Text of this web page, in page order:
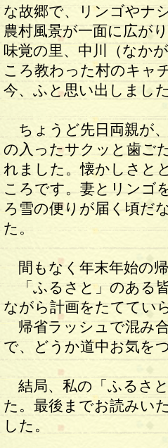
な故郷で、リンゴやナ
農村風景が一面に広が
味覚の里、中川（なか
ころ教わった村のキャ
今、ふと思い出しまし
ちょうど先日両親が
の入ったサクッと歯ご
れました。懐かしさと
ころです。妻とリンゴ
ろ雪の便りが届く頃だ
た。
間もなく年末年始の
「ふるさと」のある
ながら計画をたててい
帰省ラッシュで混み
で、どうか道中お気を
結局、私の「ふるさ
た。最後までお読みい
した。